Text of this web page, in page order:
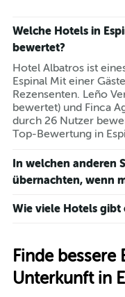
Welche Hotels in
bewertet?
Hotel Albatros ist
Espinal Mit einer
Rezensenten. Leño
bewertet) und Finca
durch 26 Nutzer
Top-Bewertung in
In welchen anderen
übernachten, wenn
Wie viele Hotels gibt
Finde bessere
Unterkunft in